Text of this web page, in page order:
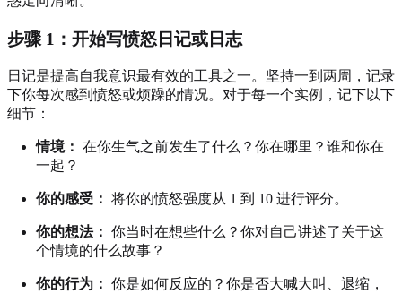
步骤 1：开始写愤怒日记或日志
日记是提高自我意识最有效的工具之一。坚持一到两周，记录
下你每次感到愤怒或烦躁的情况。对于每一个实例，记下以下
细节：
情境： 在你生气之前发生了什么？你在哪里？谁和你在
一起？
你的感受： 将你的愤怒强度从 1 到 10 进行评分。
你的想法： 你当时在想些什么？你对自己讲述了关于这
个情境的什么故事？
你的行为： 你是如何反应的？你是否大喊大叫、退缩，